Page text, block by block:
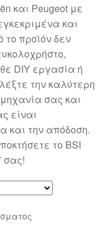
και Peugeot με
και
προϊόν δεν
DIY εργασία ή
την καλύτερη
σας και
είναι
και την απόδοση.
το BSI
σας!